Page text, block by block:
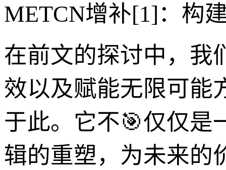
METCN增补[1]：构
在前文的探讨中，我
效以及赋能无限可能
于此。它不🎯仅仅是
辑的重塑，为未来的